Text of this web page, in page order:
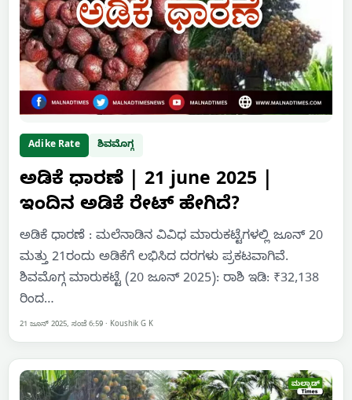
Adike Rate ಶಿವಮೊಗ್ಗ
ಅಡಿಕೆ ಧಾರಣೆ | 21 june 2025 |
ಇಂದಿನ ಅಡಿಕೆ ರೇಟ್‌ ಹೇಗಿದೆ?
ಅಡಿಕೆ ಧಾರಣೆ : ಮಲೆನಾಡಿನ ವಿವಿಧ ಮಾರುಕಟ್ಟೆಗಳಲ್ಲಿ ಜೂನ್ 20
ಮತ್ತು 21ರಂದು ಅಡಿಕೆಗೆ ಲಭಿಸಿದ ದರಗಳು ಪ್ರಕಟವಾಗಿವೆ.
ಶಿವಮೊಗ್ಗ ಮಾರುಕಟ್ಟೆ (20 ಜೂನ್ 2025): ರಾಶಿ ಇಡಿ: ₹32,138
ರಿಂದ…
21 ಜೂನ್ 2025, ಸಂಜೆ 6:59 · Koushik G K